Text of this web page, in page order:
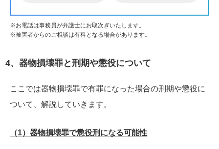
※お電話は事務員が弁護士にお取次ぎいたします。
※被害者からのご相談は有料となる場合があります。
4、器物損壊罪と刑期や懲役について
ここでは器物損壊罪で有罪になった場合の刑期や懲役に
ついて、解説していきます。
（1）器物損壊罪で懲役刑になる可能性